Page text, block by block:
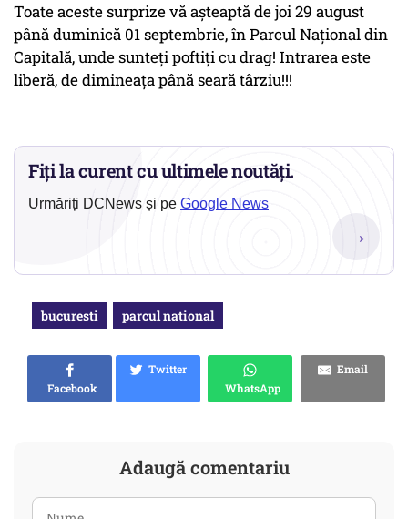
Toate aceste surprize vă așteaptă de joi 29 august
până duminică 01 septembrie, în Parcul Național din
Capitală, unde sunteți poftiți cu drag! Intrarea este
liberă, de dimineața până seară târziu!!!
Fiți la curent cu ultimele noutăți.
Urmăriți DCNews și pe Google News
→
bucuresti parcul national
Facebook
Twitter
WhatsApp
Email
Adaugă comentariu